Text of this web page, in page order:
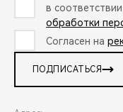
в
обработки
Согласен на
ПОДПИСАТЬСЯ